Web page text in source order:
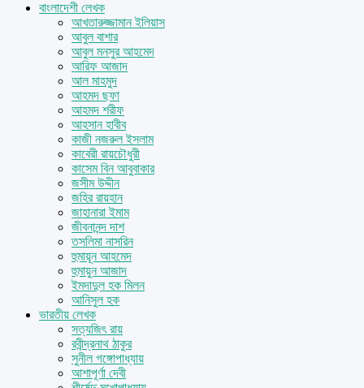
বাংলাদেশী লেখক
আখতারুজ্জামান ইলিয়াস
আবুল বাশার
আবুল মনসুর আহমেদ
আরিফ আজাদ
আল মাহমুদ
আহমদ ছফা
আহমদ শরীফ
আহসান হাবীব
কাজী নজরুল ইসলাম
কাবেরী রায়চৌধুরী
কাসেম বিন আবুবাকার
জসীম উদ্দীন
জহির রায়হান
জাহানারা ইমাম
জীবনানন্দ দাশ
তসলিমা নাসরিন
হুমায়ূন আহমেদ
হুমায়ুন আজাদ
ইমদাদুল হক মিলন
আনিসুল হক
ভারতীয় লেখক
সত্যজিৎ রায়
রবীন্দ্রনাথ ঠাকুর
সুনীল গঙ্গোপাধ্যায়
আশাপূর্ণা দেবী